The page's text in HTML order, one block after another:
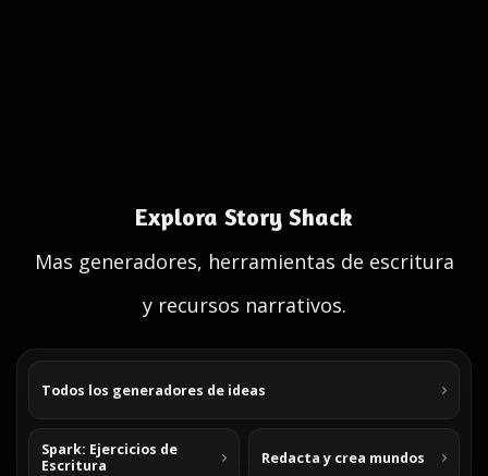
Explora Story Shack
Mas generadores, herramientas de escritura
y recursos narrativos.
Todos los generadores de ideas
Spark: Ejercicios de
Escritura
Redacta y crea mundos